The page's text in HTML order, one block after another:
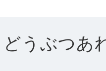
どうぶつあ